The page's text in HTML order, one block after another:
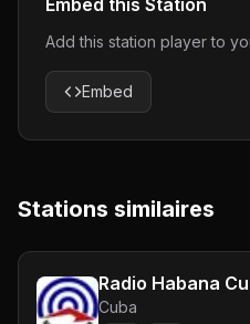
Embed this Station
Add this station player to
Embed
Stations similaires
Radio Habana
Cuba